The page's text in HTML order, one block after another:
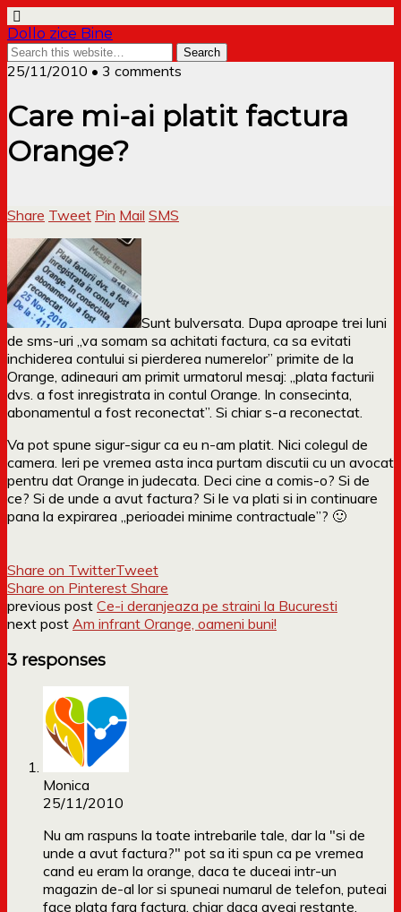
Dollo zice Bine
25/11/2010 • 3 comments
Care mi-ai platit factura
Orange?
Share Tweet Pin Mail SMS
Sunt bulversata. Dupa aproape trei luni
de sms-uri „va somam sa achitati factura, ca sa evitati
inchiderea contului si pierderea numerelor” primite de la
Orange, adineauri am primit urmatorul mesaj: „plata facturii
dvs. a fost inregistrata in contul Orange. In consecinta,
abonamentul a fost reconectat”. Si chiar s-a reconectat.
Va pot spune sigur-sigur ca eu n-am platit. Nici colegul de
camera. Ieri pe vremea asta inca purtam discutii cu un avocat
pentru dat Orange in judecata. Deci cine a comis-o? Si de
ce? Si de unde a avut factura? Si le va plati si in continuare
pana la expirarea „perioadei minime contractuale”? 🙂
Share on TwitterTweet
Share on Pinterest Share
previous post Ce-i deranjeaza pe straini la Bucuresti
next post Am infrant Orange, oameni buni!
3 responses
Monica
25/11/2010
Nu am raspuns la toate intrebarile tale, dar la "si de
unde a avut factura?" pot sa iti spun ca pe vremea
cand eu eram la orange, daca te duceai intr-un
magazin de-al lor si spuneai numarul de telefon, puteai
face plata fara factura, chiar daca aveai restante.